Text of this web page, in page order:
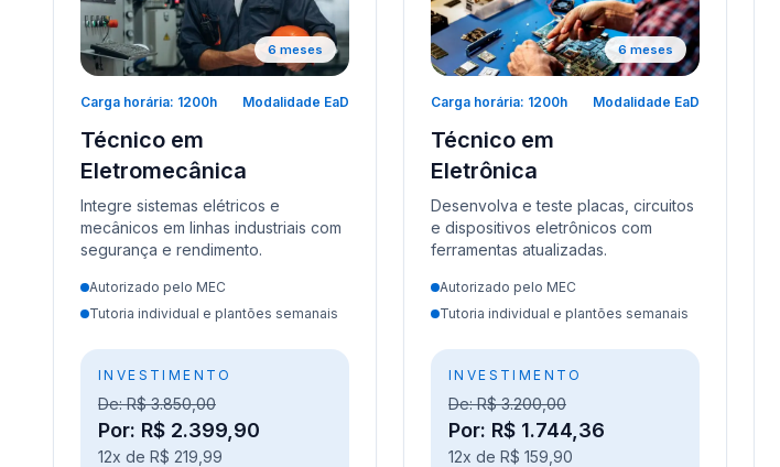
6 meses
Carga horária: 1200h Modalidade EaD
Técnico em
Eletromecânica
Integre sistemas elétricos e
mecânicos em linhas industriais com
segurança e rendimento.
Autorizado pelo MEC
Tutoria individual e plantões semanais
INVESTIMENTO
De: R$ 3.850,00
Por: R$ 2.399,90
12x de R$ 219,99
6 meses
Carga horária: 1200h Modalidade EaD
Técnico em
Eletrônica
Desenvolva e teste placas, circuitos
e dispositivos eletrônicos com
ferramentas atualizadas.
Autorizado pelo MEC
Tutoria individual e plantões semanais
INVESTIMENTO
De: R$ 3.200,00
Por: R$ 1.744,36
12x de R$ 159,90